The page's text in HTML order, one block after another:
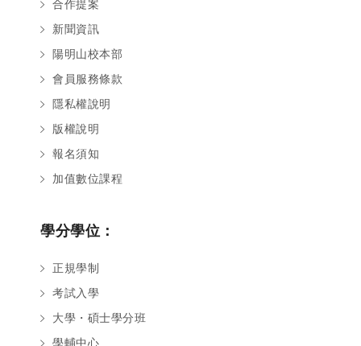
合作提案
新聞資訊
陽明山校本部
會員服務條款
隱私權說明
版權說明
報名須知
加值數位課程
學分學位：
正規學制
考試入學
大學・碩士學分班
學輔中心